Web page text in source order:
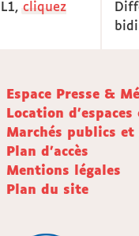
cliquez
Espace Presse &
Location
Marchés publics et
Plan d'accès
Mentions légales
Plan du site